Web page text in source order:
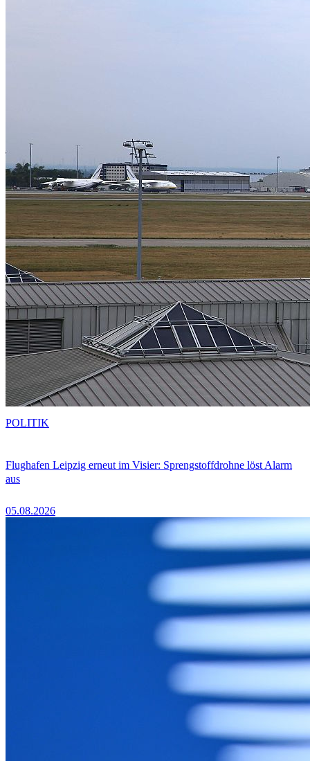
Flughafen Leipzig erneut im Visier: Sprengstoffdrohne löst Alarm
aus
05.08.2026
POLITIK